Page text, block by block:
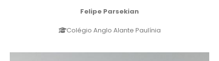
Felipe Parsekian
Colégio Anglo Alante Paulínia